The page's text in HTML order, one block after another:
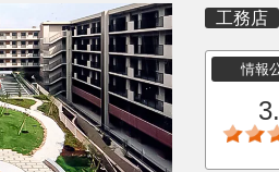
工務店
情報